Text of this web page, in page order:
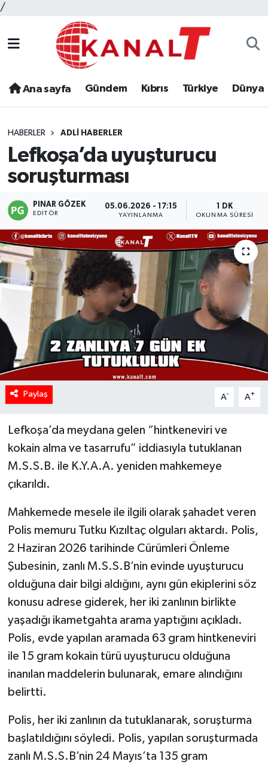
/
Ana sayfa Gündem Kıbrıs Türkiye Dünya
HABERLER ADLI HABERLER
Lefkoşa’da uyuşturucu
soruşturması
PINAR GÖZEK
EDITÖR
05.06.2026 - 17:15
YAYINLANMA
1 DK
OKUNMA SÜRESI
Paylaş A- A+
Lefkoşa’da meydana gelen “hintkeneviri ve
kokain alma ve tasarrufu” iddiasıyla tutuklanan
M.S.S.B. ile K.Y.A.A. yeniden mahkemeye
çıkarıldı.
Mahkemede mesele ile ilgili olarak şahadet veren
Polis memuru Tutku Kızıltaç olguları aktardı. Polis,
2 Haziran 2026 tarihinde Cürümleri Önleme
Şubesinin, zanlı M.S.S.B’nin evinde uyuşturucu
olduğuna dair bilgi aldığını, aynı gün ekiplerini söz
konusu adrese giderek, her iki zanlının birlikte
yaşadığı ikametgahta arama yaptığını açıkladı.
Polis, evde yapılan aramada 63 gram hintkeneviri
ile 15 gram kokain türü uyuşturucu olduğuna
inanılan maddelerin bulunarak, emare alındığını
belirtti.
Polis, her iki zanlının da tutuklanarak, soruşturma
başlatıldığını söyledi. Polis, yapılan soruşturmada
zanlı M.S.S.B’nin 24 Mayıs’ta 135 gram